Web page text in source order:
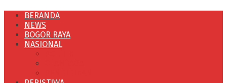
BERANDA
NEWS
BOGOR RAYA
NASIONAL